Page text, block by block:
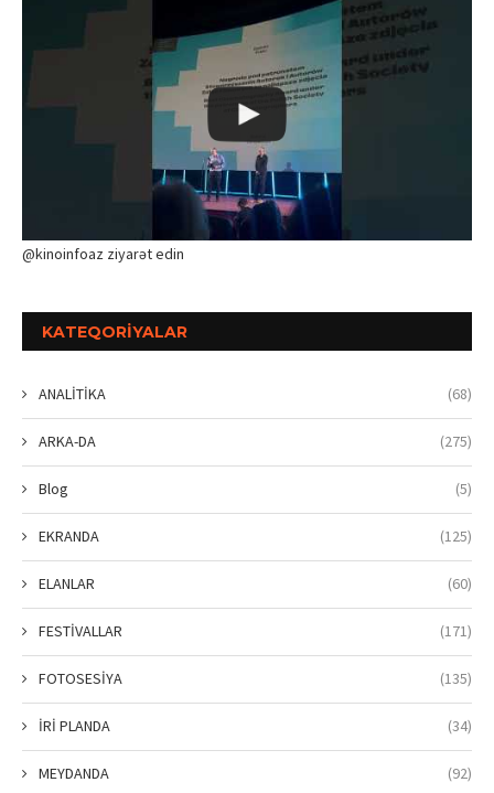
@kinoinfoaz ziyarət edin
KATEQORIYALAR
ANALİTİKA (68)
ARKA-DA (275)
Blog (5)
EKRANDA (125)
ELANLAR (60)
FESTİVALLAR (171)
FOTOSESİYA (135)
İRİ PLANDA (34)
MEYDANDA (92)